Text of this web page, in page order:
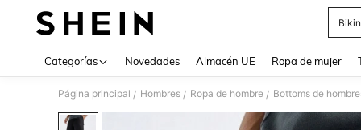
Categorías Novedades Almacén UE Ropa de mujer
Página principal / Hombres / Ropa de hombre / Bottoms de